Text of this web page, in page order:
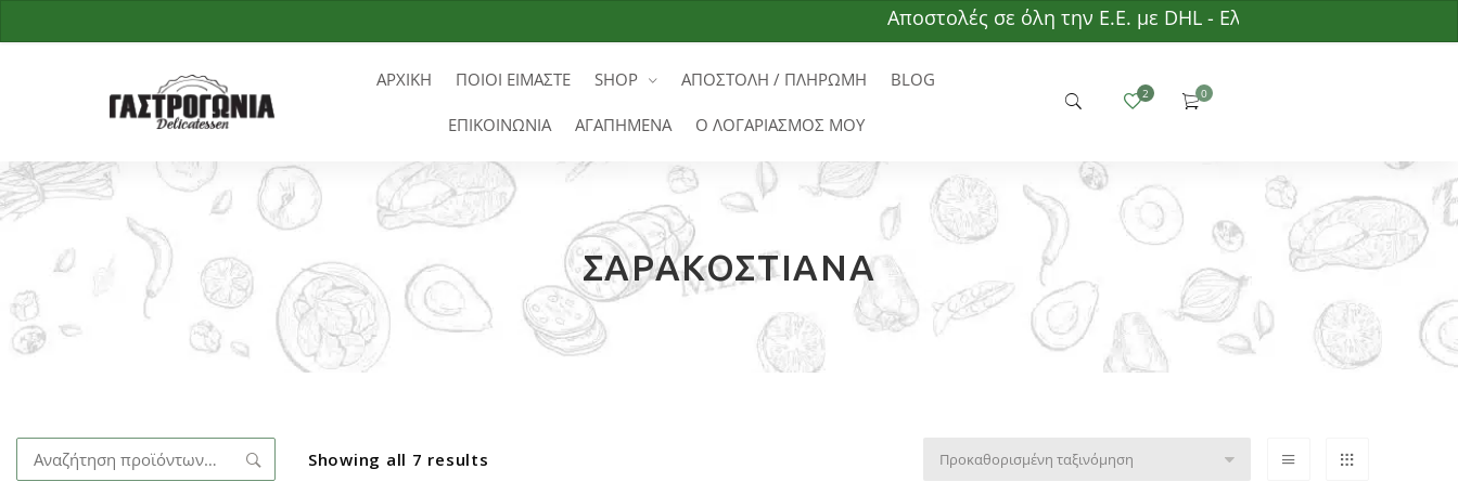
Αποστολές σε όλη την Ε.Ε. με DHL - Ελάχιστη παραγγελία 50€ -
ΑΡΧΙΚΗ ΠΟΙΟΙ ΕΙΜΑΣΤΕ SHOP ΑΠΟΣΤΟΛΗ / ΠΛΗΡΩΜΗ BLOG
ΕΠΙΚΟΙΝΩΝΙΑ ΑΓΑΠΗΜΕΝΑ Ο ΛΟΓΑΡΙΑΣΜΟΣ ΜΟΥ
ΣΑΡΑΚΟΣΤΙΑΝΆ
Αναζήτηση
για:
Showing all 7 results